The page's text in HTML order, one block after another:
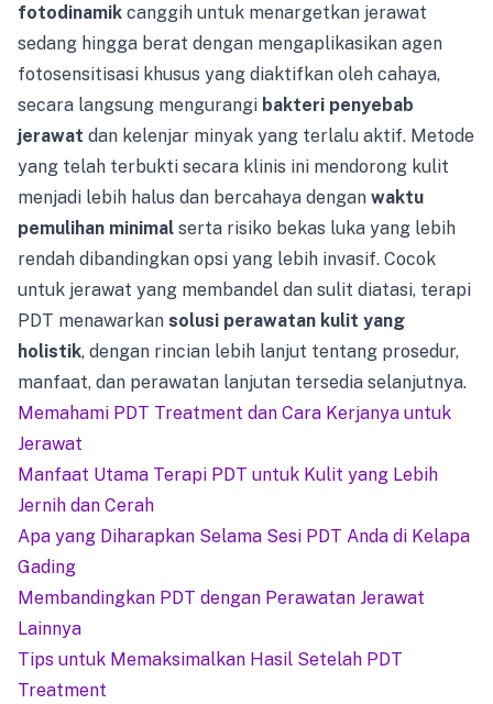
fotodinamik canggih untuk menargetkan jerawat
sedang hingga berat dengan mengaplikasikan agen
fotosensitisasi khusus yang diaktifkan oleh cahaya,
secara langsung mengurangi bakteri penyebab
jerawat dan kelenjar minyak yang terlalu aktif. Metode
yang telah terbukti secara klinis ini mendorong kulit
menjadi lebih halus dan bercahaya dengan waktu
pemulihan minimal serta risiko bekas luka yang lebih
rendah dibandingkan opsi yang lebih invasif. Cocok
untuk jerawat yang membandel dan sulit diatasi, terapi
PDT menawarkan solusi perawatan kulit yang
holistik, dengan rincian lebih lanjut tentang prosedur,
manfaat, dan perawatan lanjutan tersedia selanjutnya.
Memahami PDT Treatment dan Cara Kerjanya untuk
Jerawat
Manfaat Utama Terapi PDT untuk Kulit yang Lebih
Jernih dan Cerah
Apa yang Diharapkan Selama Sesi PDT Anda di Kelapa
Gading
Membandingkan PDT dengan Perawatan Jerawat
Lainnya
Tips untuk Memaksimalkan Hasil Setelah PDT
Treatment